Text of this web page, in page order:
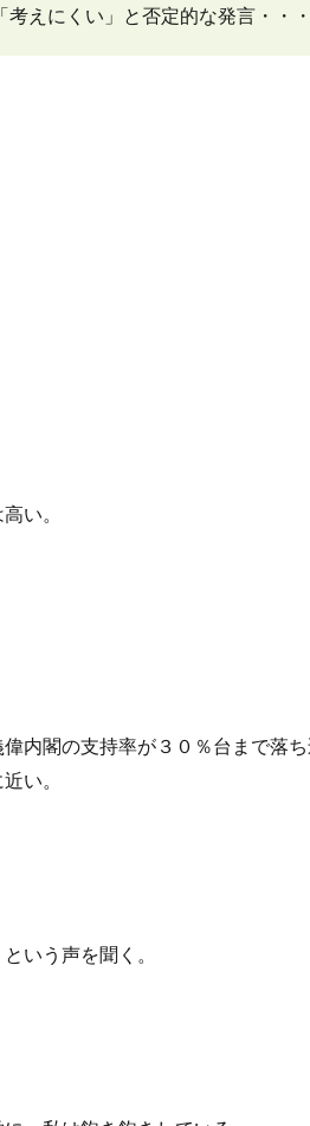
えにくい」と否定的な発言・・・
い。
内閣の支持率が３０％台まで落
い。
いう声を聞く。